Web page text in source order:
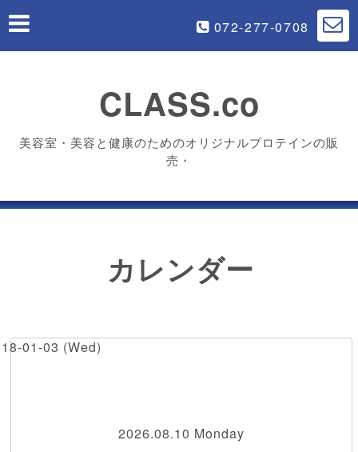
072-277-0708
CLASS.co
美容室・美容と健康のためのオリジナルプロテインの販
売・
カレンダー
01-03 (Wed)
2026.08.10 Monday